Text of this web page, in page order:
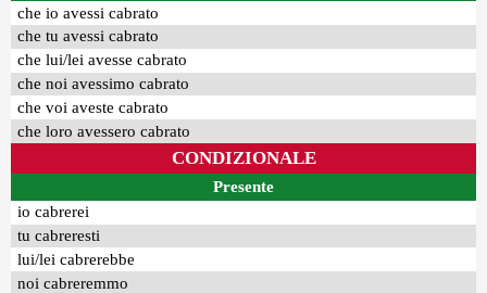
che io avessi cabrato
che tu avessi cabrato
che lui/lei avesse cabrato
che noi avessimo cabrato
che voi aveste cabrato
che loro avessero cabrato
CONDIZIONALE
Presente
io cabrerei
tu cabreresti
lui/lei cabrerebbe
noi cabreremmo